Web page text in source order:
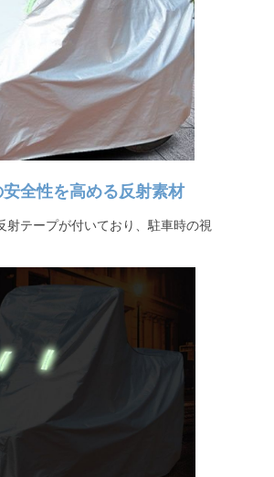
全性を高める反射素材
射テープが付いており、駐車時の視